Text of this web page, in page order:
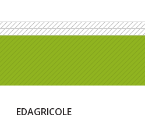
EDAGRICOLE